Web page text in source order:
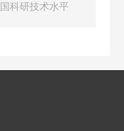
科研技术水平